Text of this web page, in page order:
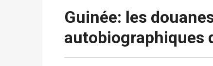
Guinée: les
autobiographiques